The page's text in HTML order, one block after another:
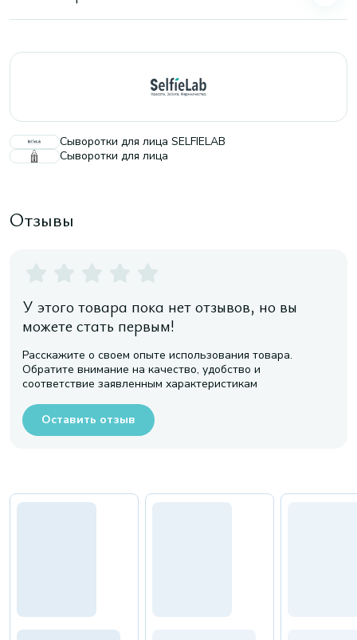
Сыворотки для лица SELFIELAB
Сыворотки для лица
Отзывы
У этого товара пока нет отзывов, но вы
можете стать первым!
Расскажите о своем опыте использования товара.
Обратите внимание на качество, удобство и
соответствие заявленным характеристикам
Оставить отзыв